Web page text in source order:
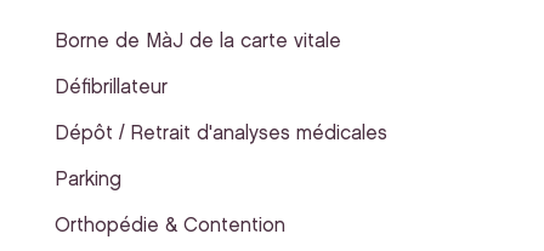
Borne de MàJ de la carte vitale
Défibrillateur
Dépôt / Retrait d'analyses médicales
Parking
Orthopédie & Contention